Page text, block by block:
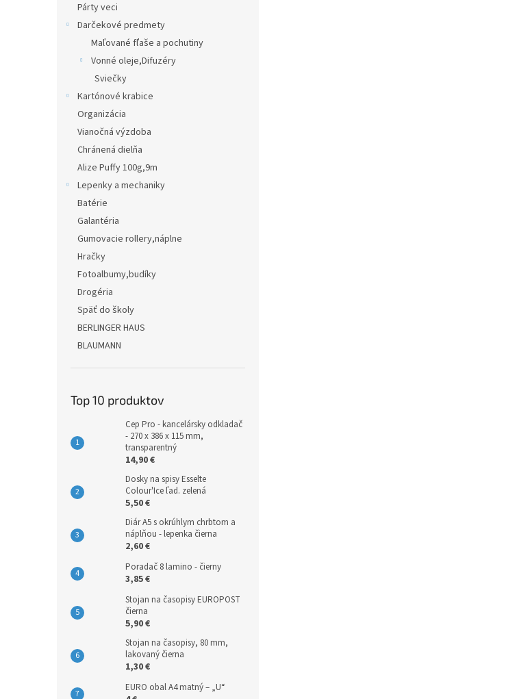
Párty veci
Darčekové predmety
Maľované fľaše a pochutiny
Vonné oleje,Difuzéry
Sviečky
Kartónové krabice
Organizácia
Vianočná výzdoba
Chránená dielňa
Alize Puffy 100g,9m
Lepenky a mechaniky
Batérie
Galantéria
Gumovacie rollery,náplne
Hračky
Fotoalbumy,budíky
Drogéria
Späť do školy
BERLINGER HAUS
BLAUMANN
Top 10 produktov
Cep Pro - kancelársky odkladač
- 270 x 386 x 115 mm,
transparentný
14,90 €
Dosky na spisy Esselte
Colour'Ice ľad. zelená
5,50 €
Diár A5 s okrúhlym chrbtom a
náplňou - lepenka čierna
2,60 €
Poradač 8 lamino - čierny
3,85 €
Stojan na časopisy EUROPOST
čierna
5,90 €
Stojan na časopisy, 80 mm,
lakovaný čierna
1,30 €
EURO obal A4 matný – „U“